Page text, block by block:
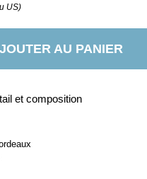
US)
AU PANIER
et composition